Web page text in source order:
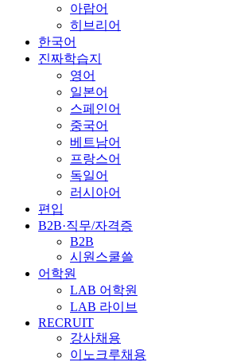
아랍어
히브리어
한국어
진짜학습지
영어
일본어
스페인어
중국어
베트남어
프랑스어
독일어
러시아어
편입
B2B·직무/자격증
B2B
시원스쿨쓸
어학원
LAB 어학원
LAB 라이브
RECRUIT
강사채용
이노크루채용